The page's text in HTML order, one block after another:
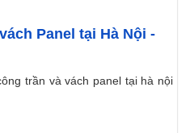
Panel tại Hà Nội -
trần và vách panel tại hà nội